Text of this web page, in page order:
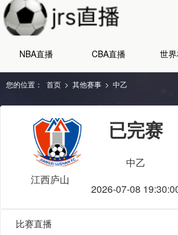
NBA直播 CBA直播 世
您的位置： 首页 > 其他赛事 > 中乙
江西庐山
已完赛
中乙
2026-07-08
比赛直播